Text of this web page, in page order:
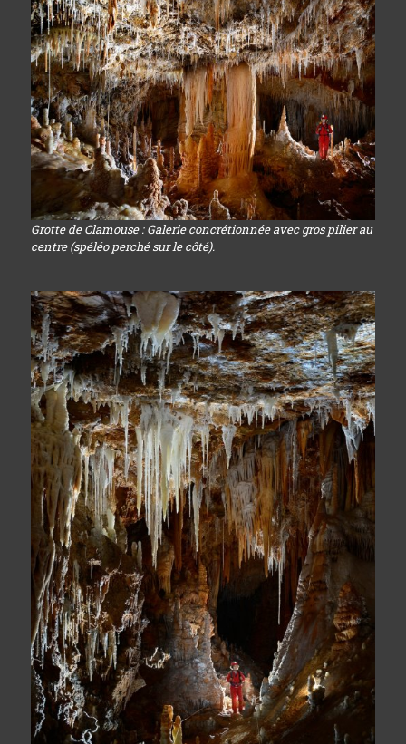
Grotte de Clamouse : Galerie concrétionnée avec gros pilier au
centre (spéléo perché sur le côté).